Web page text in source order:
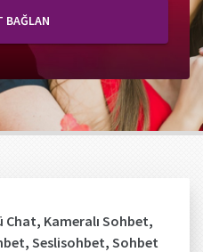
BAĞLAN
Chat, Kameralı Sohbet,
, Seslisohbet, Sohbet